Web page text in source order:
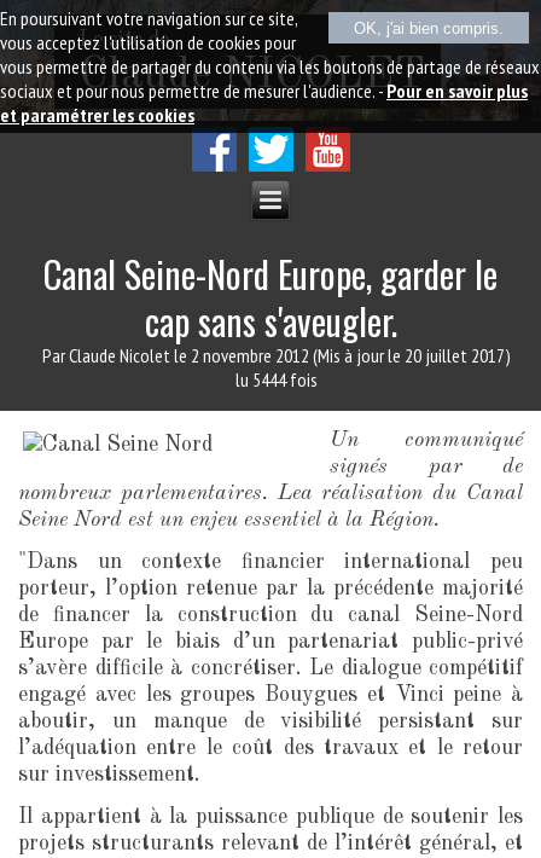
Claude NICOLET
Le site de
Canal Seine-Nord Europe, garder le
cap sans s'aveugler.
Par Claude Nicoletle 2 novembre 2012 (Mis à jour le 20 juillet 2017)
lu 5444 fois
Un communiqué
signés par de
nombreux parlementaires. Lea réalisation du Canal
Seine Nord est un enjeu essentiel à la Région.
"Dans un contexte financier international peu
porteur, l’option retenue par la précédente majorité
de financer la construction du canal Seine-Nord
Europe par le biais d’un partenariat public-privé
s’avère difficile à concrétiser. Le dialogue compétitif
engagé avec les groupes Bouygues et Vinci peine à
aboutir, un manque de visibilité persistant sur
l’adéquation entre le coût des travaux et le retour
sur investissement.
Il appartient à la puissance publique de soutenir les
projets structurants relevant de l’intérêt général, et
OK, j'ai bien compris.
En poursuivant votre navigation sur ce site,
vous acceptez l'utilisation de cookies pour
vous permettre de partager du contenu via les boutons de partage de réseaux
sociaux et pour nous permettre de mesurer l'audience. -Pour en savoir plus
et paramétrer les cookies